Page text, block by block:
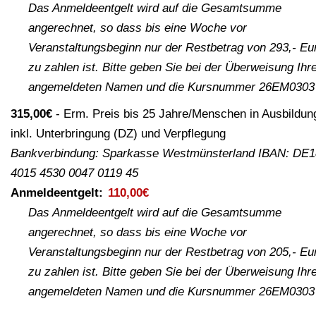
Das Anmeldeentgelt wird auf die Gesamtsumme
angerechnet, so dass bis eine Woche vor
Veranstaltungsbeginn nur der Restbetrag von 293,-
zu zahlen ist. Bitte geben Sie bei der Überweisung
angemeldeten Namen und die Kursnummer
315,00€
Erm. Preis bis 25 Jahre/Menschen in
inkl. Unterbringung (DZ) und Verpflegung
Bankverbindung: Sparkasse Westmünsterland IBAN:
4015 4530 0047 0119 45
Anmeldeentgelt: 110,00€
Das Anmeldeentgelt wird auf die Gesamtsumme
angerechnet, so dass bis eine Woche vor
Veranstaltungsbeginn nur der Restbetrag von 205,-
zu zahlen ist. Bitte geben Sie bei der Überweisung
angemeldeten Namen und die Kursnummer